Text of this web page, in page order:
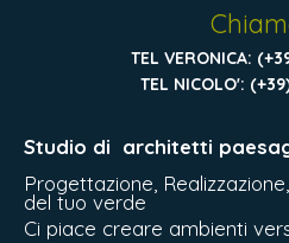
TEL VERONICA:
TEL NICOLO':
Studio di architetti
Progettazione,
del tuo verde
Ci piace creare ambienti